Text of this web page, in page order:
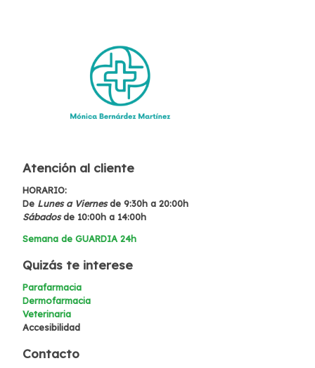
Atención al cliente
HORARIO:
De Lunes a Viernesde 9:30h a 20:00h
Sábadosde 10:00h a 14:00h
Semana de GUARDIA 24h
Quizás te interese
Parafarmacia
Dermofarmacia
Veterinaria
Accesibilidad
Contacto